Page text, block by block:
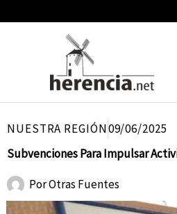
NUESTRA REGIÓN09/06/2025
Subvenciones Para Impulsar
PorOtras Fuentes